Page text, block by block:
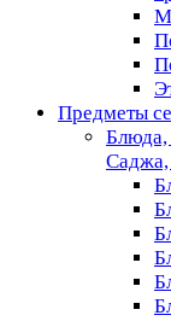
Предметы
Блюда,